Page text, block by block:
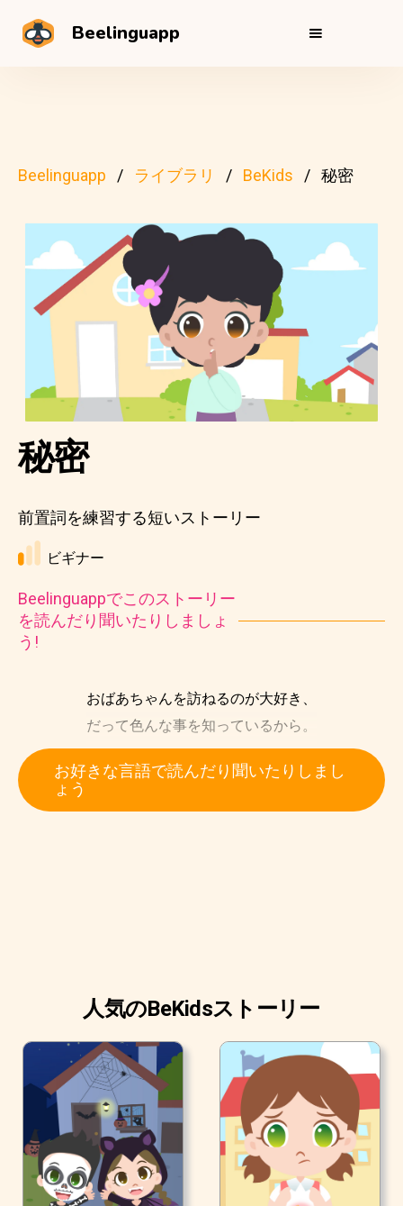
Beelinguapp
Beelinguapp ライブラリ BeKids 秘密
秘密
前置詞を練習する短いストーリー
ビギナー
Beelinguappでこのストーリー
を読んだり聞いたりしましょ
う!
おばあちゃんを訪ねるのが大好き、
だって色んな事を知っているから。
お好きな言語で読んだり聞いたりしまし
ょう
人気のBeKidsストーリー